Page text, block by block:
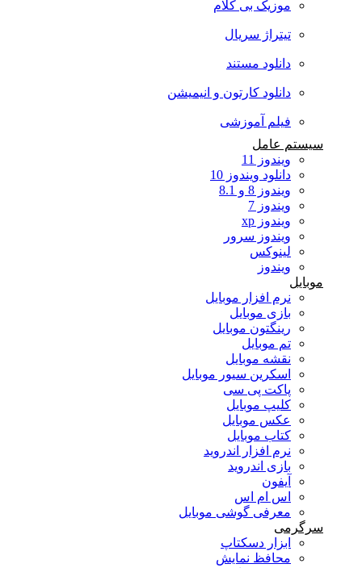
موزیک بی کلام
تیتراژ سریال
دانلود مستند
دانلود کارتون و انیمیشن
فیلم آموزشی
سیستم عامل
ویندوز 11
دانلود ویندوز 10
ویندوز 8 و 8.1
ویندوز 7
ویندوز xp
ویندوز سرور
لینوکس
ویندوز
موبایل
نرم افزار موبایل
بازی موبایل
رینگتون موبایل
تم موبایل
نقشه موبایل
اسکرین سیور موبایل
پاکت پی سی
کلیپ موبایل
عکس موبایل
کتاب موبایل
نرم افزار اندروید
بازی اندروید
آیفون
اس ام اس
معرفی گوشی موبایل
سرگرمی
ابزار دسکتاپ
محافظ نمایش